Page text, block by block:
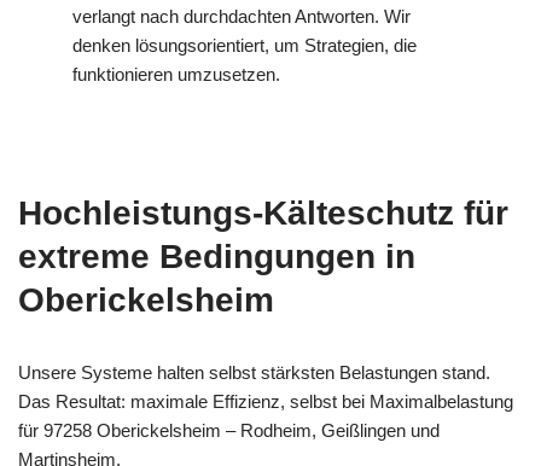
verlangt nach durchdachten Antworten. Wir
denken lösungsorientiert, um Strategien, die
funktionieren umzusetzen.
Hochleistungs-Kälteschutz für
extreme Bedingungen in
Oberickelsheim
Unsere Systeme halten selbst stärksten Belastungen stand.
Das Resultat: maximale Effizienz, selbst bei Maximalbelastung
für 97258 Oberickelsheim – Rodheim, Geißlingen und
Martinsheim.